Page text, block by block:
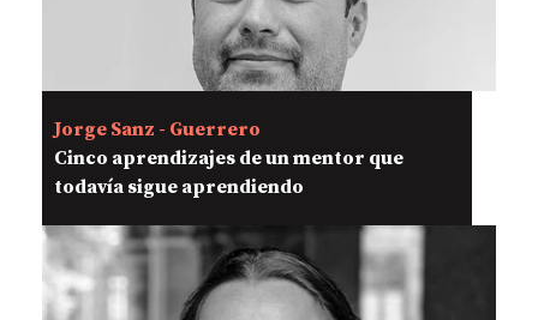
Jorge Sanz - Guerrero
Cinco aprendizajes de un mentor que
todavía sigue aprendiendo